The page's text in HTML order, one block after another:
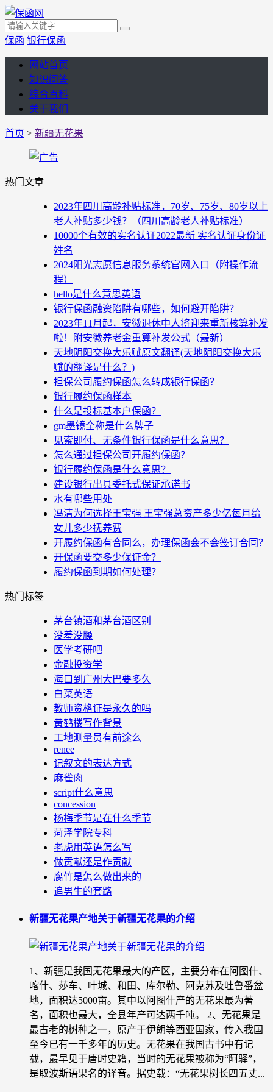
保函 银行保函
网站首页
知识问答
综合百科
关于我们
首页 > 新疆无花果
热门文章
2023年四川高龄补贴标准，70岁、75岁、80岁以上
老人补贴多少钱？（四川高龄老人补贴标准）
10000个有效的实名认证2022最新 实名认证身份证
姓名
2024阳光志愿信息服务系统官网入口（附操作流
程）
hello是什么意思英语
银行保函融资陷阱有哪些，如何避开陷阱？
2023年11月起，安徽退休中人将迎来重新核算补发
啦！附安徽养老金重算补发公式（最新）
天地阴阳交换大乐赋原文翻译(天地阴阳交换大乐
赋的翻译是什么？)
担保公司履约保函怎么转成银行保函？
银行履约保函样本
什么是投标基本户保函？
gm墨镜全称是什么牌子
见索即付、无条件银行保函是什么意思？
怎么通过担保公司开履约保函？
银行履约保函是什么意思？
建设银行出具委托式保证承诺书
水有哪些用处
冯清为何选择王宝强 王宝强总资产多少亿每月给
女儿多少抚养费
开履约保函有合同么，办理保函会不会签订合同？
开保函要交多少保证金？
履约保函到期如何处理？
热门标签
茅台镇酒和茅台酒区别
没羞没臊
医学考研吧
金融投资学
海口到广州大巴要多久
白菜英语
教师资格证是永久的吗
黄鹤楼写作背景
工地测量员有前途么
renee
记叙文的表达方式
麻雀肉
script什么意思
concession
杨梅季节是在什么季节
菏泽学院专科
老虎用英语怎么写
做贡献还是作贡献
腐竹是怎么做出来的
追男生的套路
新疆无花果产地关于新疆无花果的介绍
1、新疆是我国无花果最大的产区，主要分布在阿图什、
喀什、莎车、叶城、和田、库尔勒、阿克苏及吐鲁番盆
地，面积达5000亩。其中以阿图什产的无花果最为著
名，面积也最大，全县年产可达两千吨。 2、无花果是
最古老的树种之一，原产于伊朗等西亚国家，传入我国
至今已有一千多年的历史。无花果在我国古书中有记
载，最早见于唐时史籍，当时的无花果被称为“阿驿”，
是取波斯语果名的译音。据史载：“无花果树长四五丈...